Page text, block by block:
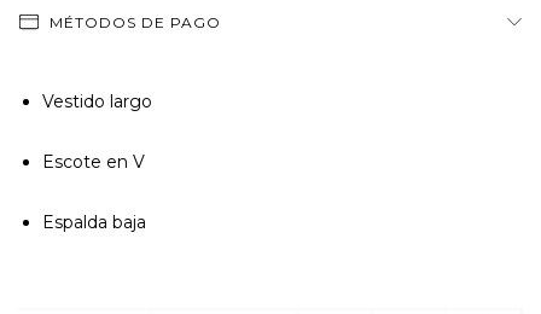
MÉTODOS DE PAGO
Vestido largo
Escote en V
Espalda baja